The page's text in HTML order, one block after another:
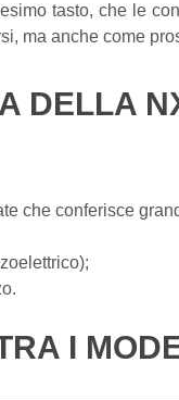
tasto, che le
ma anche come
DELLA
che conferisce
I